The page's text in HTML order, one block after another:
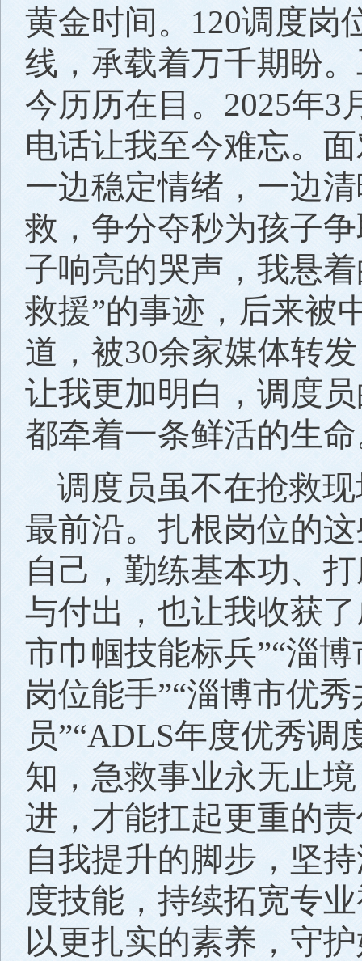
黄金时间。120调度岗
线，承载着万千期盼
今历历在目。2025年3
电话让我至今难忘。
一边稳定情绪，一边
救，争分夺秒为孩子
子响亮的哭声，我悬
救援”的事迹，后来被
道，被30余家媒体转
让我更加明白，调度
都牵着一条鲜活的生
调度员虽不在抢救
最前沿。扎根岗位的
自己，勤练基本功、
与付出，也让我收获
市巾帼技能标兵”“淄
岗位能手”“淄博市优
员”“ADLS年度优秀调
知，急救事业永无止
进，才能扛起更重的
自我提升的脚步，坚
度技能，持续拓宽专
以更扎实的素养，守